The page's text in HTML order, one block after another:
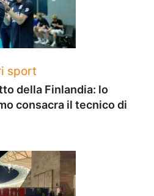
sport
della Finlandia: lo
consacra il tecnico di